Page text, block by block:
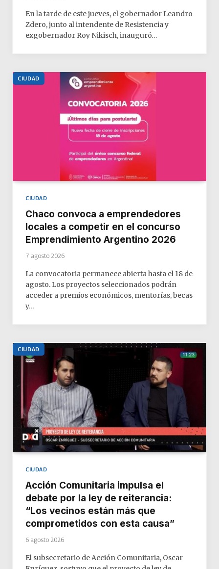
En la tarde de este jueves, el gobernador Leandro
Zdero, junto al intendente de Resistencia y
exgobernador Roy Nikisch, inauguró…
CIUDAD
CIUDAD
Chaco convoca a emprendedores
locales a competir en el concurso
Emprendimiento Argentino 2026
7 agosto 2026
La convocatoria permanece abierta hasta el 18 de
agosto. Los proyectos seleccionados podrán
acceder a premios económicos, mentorías, becas
y…
CIUDAD
CIUDAD
Acción Comunitaria impulsa el
debate por la ley de reiterancia:
“Los vecinos están más que
comprometidos con esta causa”
6 agosto 2026
El subsecretario de Acción Comunitaria, Oscar